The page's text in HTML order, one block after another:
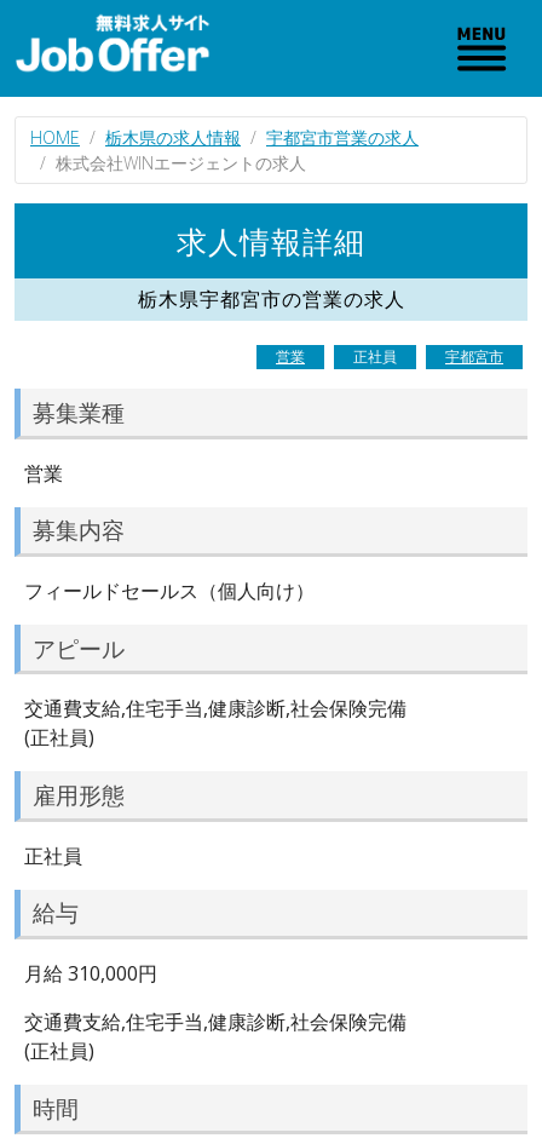
HOME 栃木県の求人情報
宇都宮市営業の求人
株式会社WINエージェントの求人
求人情報詳細
栃木県宇都宮市の営業の求人
営業 正社員 宇都宮市
募集業種
営業
募集内容
フィールドセールス（個人向け）
アピール
交通費支給,住宅手当,健康診断,社会保険完備
(正社員)
雇用形態
正社員
給与
月給 310,000円
交通費支給,住宅手当,健康診断,社会保険完備
(正社員)
時間